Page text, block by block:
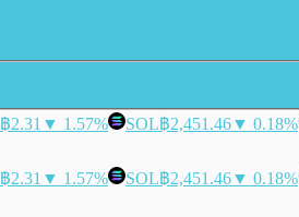
฿2.31 ▼ 1.57% SOL฿2,451.46▼ 0.18%
฿2.31 ▼ 1.57% SOL฿2,451.46▼ 0.18%